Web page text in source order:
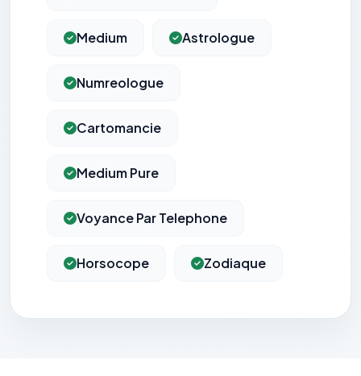
Medium Astrologue
Numreologue
Cartomancie
Medium Pure
Voyance Par Telephone
Horsocope Zodiaque